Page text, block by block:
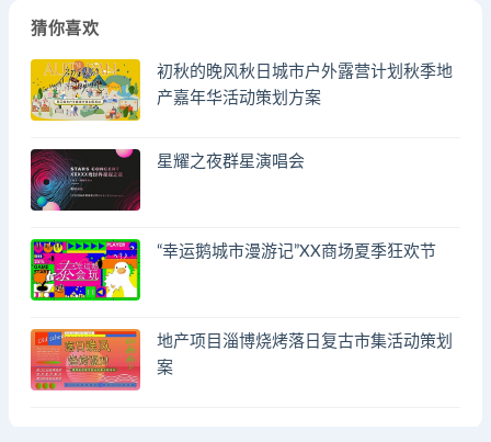
猜你喜欢
初秋的晚风秋日城市户外露营计划秋季地
产嘉年华活动策划方案
星耀之夜群星演唱会
“幸运鹅城市漫游记”XX商场夏季狂欢节
地产项目淄博烧烤落日复古市集活动策划
案